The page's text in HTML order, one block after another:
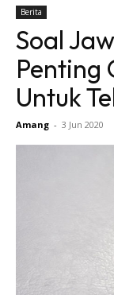
Berita
Soal
Penting
Untuk
Amang - 3 Jun 2020